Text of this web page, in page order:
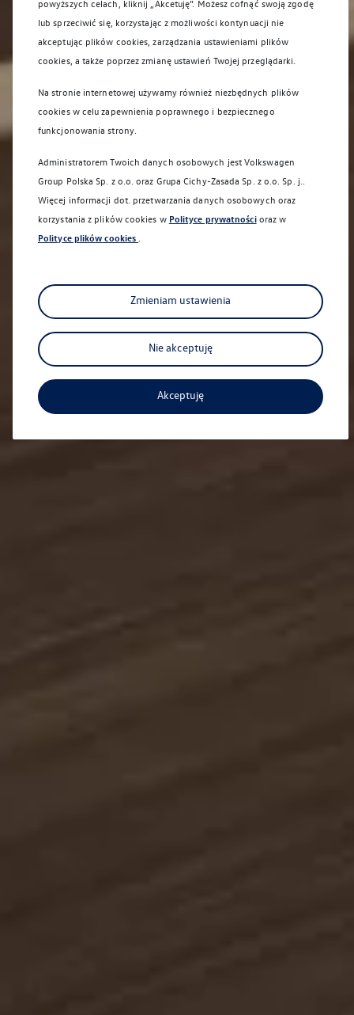
powyższych celach, kliknij „Akcetuję”. Możesz cofnąć swoją zgodę
lub sprzeciwić się, korzystając z możliwości kontynuacji nie
akceptując plików cookies, zarządzania ustawieniami plików
cookies, a także poprzez zmianę ustawień Twojej przeglądarki.
Na stronie internetowej używamy również niezbędnych plików
cookies w celu zapewnienia poprawnego i bezpiecznego
funkcjonowania strony.
Administratorem Twoich danych osobowych jest Volkswagen
Group Polska Sp. z o.o. oraz Grupa Cichy-Zasada Sp. z o.o. Sp. j..
Więcej informacji dot. przetwarzania danych osobowych oraz
korzystania z plików cookies w Polityce prywatnościoraz w
Polityce plików cookies .
Zmieniam ustawienia
Nie akceptuję
Akceptuję